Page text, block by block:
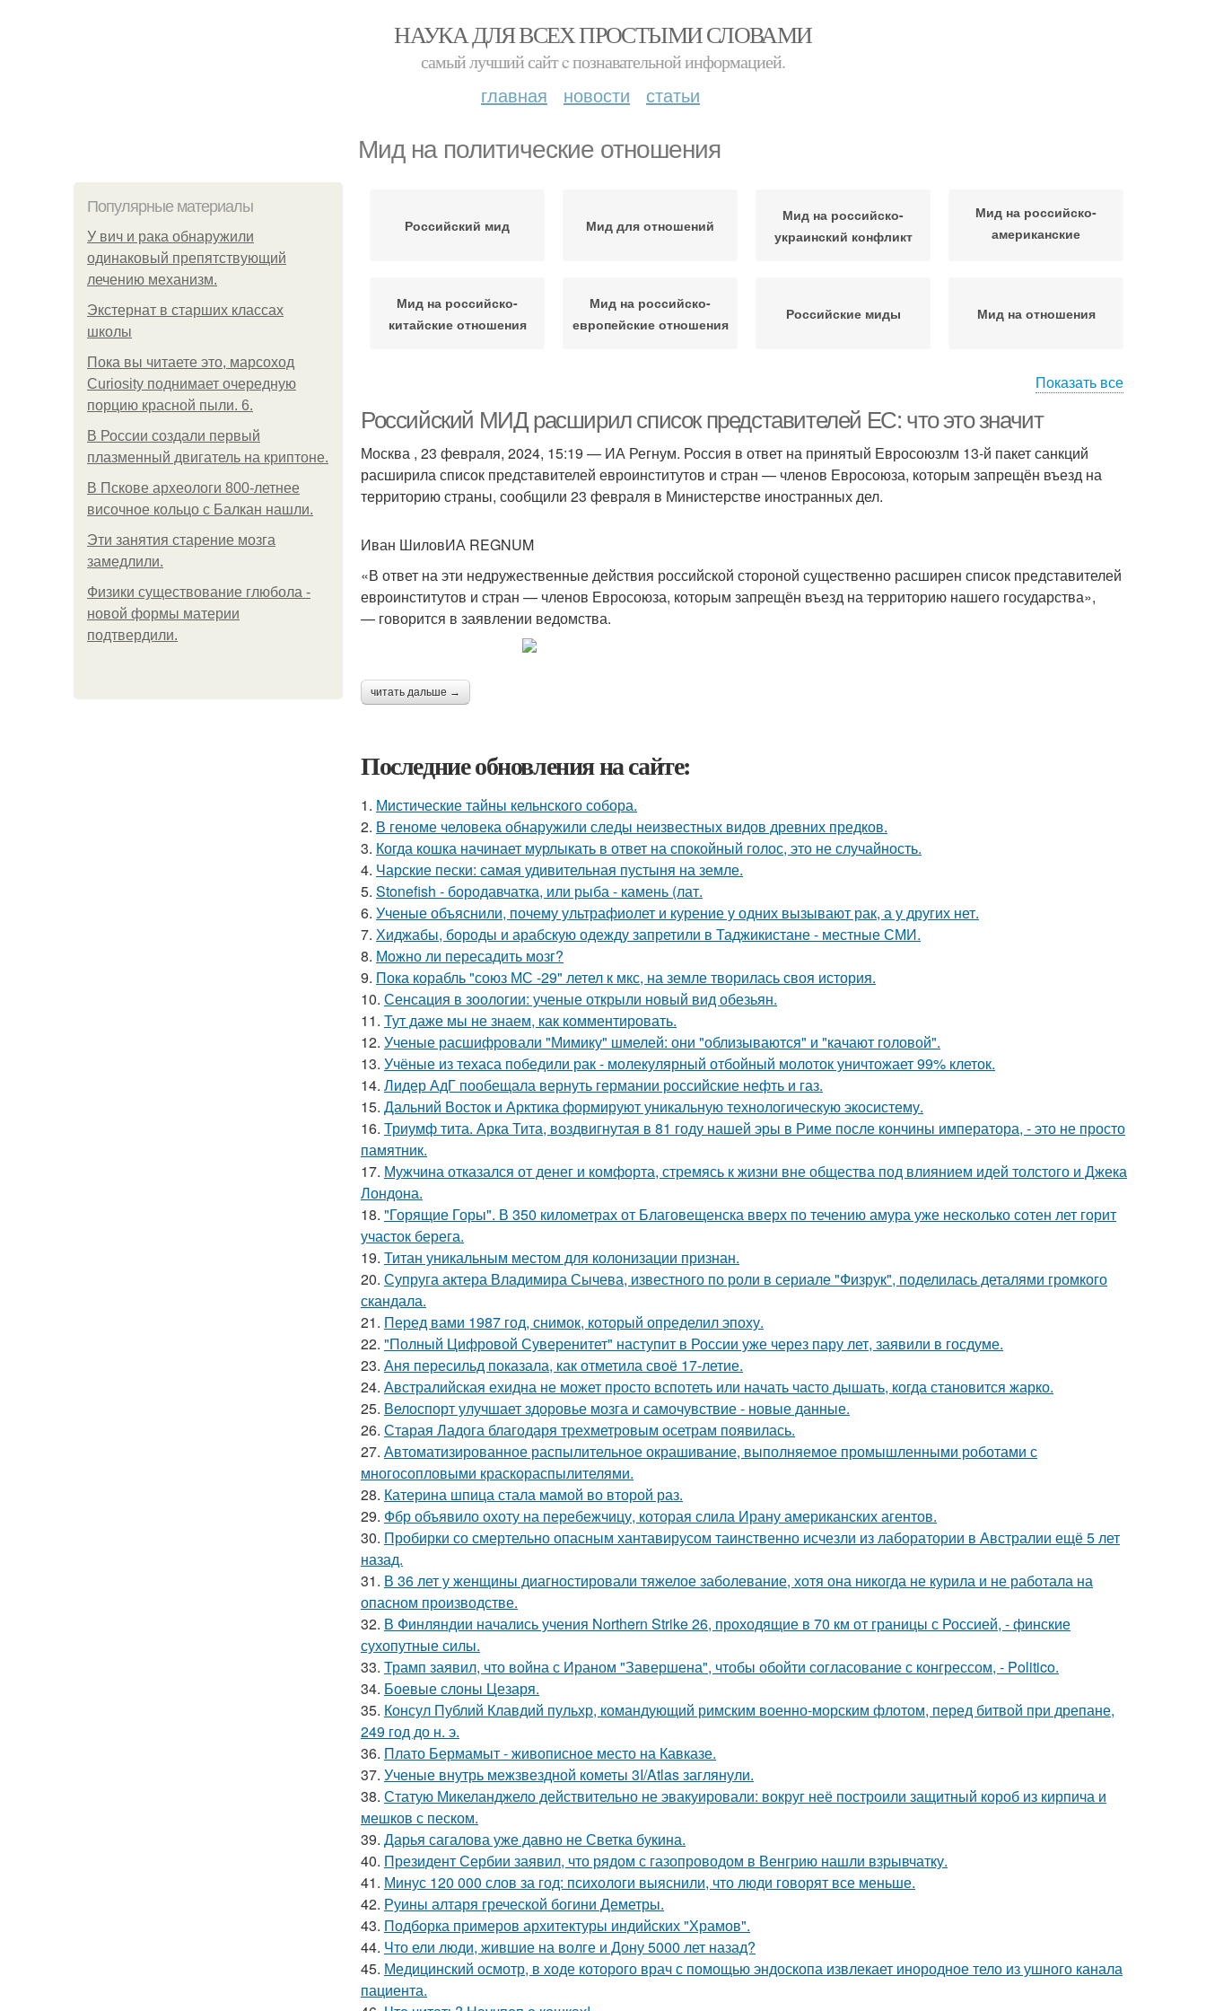
НАУКА ДЛЯ ВСЕХ ПРОСТЫМИ СЛОВАМИ
самый лучший сайт c познавательной информацией.
главная новости статьи
Мид на политические отношения
Популярные материалы
У вич и рака обнаружили
одинаковый препятствующий
лечению механизм.
Экстернат в старших классах
школы
Пока вы читаете это, марсоход
Curiosity поднимает очередную
порцию красной пыли. 6.
В России создали первый
плазменный двигатель на криптоне.
В Пскове археологи 800-летнее
височное кольцо с Балкан нашли.
Эти занятия старение мозга
замедлили.
Физики существование глюбола -
новой формы материи
подтвердили.
Российский мид Мид для отношений
Мид на российско-
украинский конфликт
Мид на российско-
американские
Мид на российско-
китайские отношения
Мид на российско-
европейские отношения
Российские миды Мид на отношения
отношения
отношения
Показать все
Российский МИД расширил список представителей ЕС: что это значит
Москва , 23 февраля, 2024, 15:19 — ИА Регнум. Россия в ответ на принятый Евросоюзлм 13-й пакет санкций
расширила список представителей евроинститутов и стран — членов Евросоюза, которым запрещён въезд на
территорию страны, сообщили 23 февраля в Министерстве иностранных дел.
Иван ШиловИА REGNUM
«В ответ на эти недружественные действия российской стороной существенно расширен список представителей
евроинститутов и стран — членов Евросоюза, которым запрещён въезд на территорию нашего государства»,
— говорится в заявлении ведомства.
читать дальше →
Последние обновления на сайте:
1. Мистические тайны кельнского собора.
2. В геноме человека обнаружили следы неизвестных видов древних предков.
3. Когда кошка начинает мурлыкать в ответ на спокойный голос, это не случайность.
4. Чарские пески: самая удивительная пустыня на земле.
5. Stonefish - бородавчатка, или рыба - камень (лат.
6. Ученые объяснили, почему ультрафиолет и курение у одних вызывают рак, а у других нет.
7. Хиджабы, бороды и арабскую одежду запретили в Таджикистане - местные СМИ.
8. Можно ли пересадить мозг?
9. Пока корабль "союз МС -29" летел к мкс, на земле творилась своя история.
10. Сенсация в зоологии: ученые открыли новый вид обезьян.
11. Тут даже мы не знаем, как комментировать.
12. Ученые расшифровали "Мимику" шмелей: они "облизываются" и "качают головой".
13. Учёные из техаса победили рак - молекулярный отбойный молоток уничтожает 99% клеток.
14. Лидер АдГ пообещала вернуть германии российские нефть и газ.
15. Дальний Восток и Арктика формируют уникальную технологическую экосистему.
16. Триумф тита. Арка Тита, воздвигнутая в 81 году нашей эры в Риме после кончины императора, - это не просто
памятник.
17. Мужчина отказался от денег и комфорта, стремясь к жизни вне общества под влиянием идей толстого и Джека
Лондона.
18. "Горящие Горы". В 350 километрах от Благовещенска вверх по течению амура уже несколько сотен лет горит
участок берега.
19. Титан уникальным местом для колонизации признан.
20. Супруга актера Владимира Сычева, известного по роли в сериале "Физрук", поделилась деталями громкого
скандала.
21. Перед вами 1987 год, снимок, который определил эпоху.
22. "Полный Цифровой Суверенитет" наступит в России уже через пару лет, заявили в госдуме.
23. Аня пересильд показала, как отметила своё 17-летие.
24. Австралийская ехидна не может просто вспотеть или начать часто дышать, когда становится жарко.
25. Велоспорт улучшает здоровье мозга и самочувствие - новые данные.
26. Старая Ладога благодаря трехметровым осетрам появилась.
27. Автоматизированное распылительное окрашивание, выполняемое промышленными роботами с
многосопловыми краскораспылителями.
28. Катерина шпица стала мамой во второй раз.
29. Фбр объявило охоту на перебежчицу, которая слила Ирану американских агентов.
30. Пробирки со смертельно опасным хантавирусом таинственно исчезли из лаборатории в Австралии ещё 5 лет
назад.
31. В 36 лет у женщины диагностировали тяжелое заболевание, хотя она никогда не курила и не работала на
опасном производстве.
32. В Финляндии начались учения Northern Strike 26, проходящие в 70 км от границы с Россией, - финские
сухопутные силы.
33. Трамп заявил, что война с Ираном "Завершена", чтобы обойти согласование с конгрессом, - Politico.
34. Боевые слоны Цезаря.
35. Консул Публий Клавдий пульхр, командующий римским военно-морским флотом, перед битвой при дрепане,
249 год до н. э.
36. Плато Бермамыт - живописное место на Кавказе.
37. Ученые внутрь межзвездной кометы 3I/Atlas заглянули.
38. Статую Микеланджело действительно не эвакуировали: вокруг неё построили защитный короб из кирпича и
мешков с песком.
39. Дарья сагалова уже давно не Светка букина.
40. Президент Сербии заявил, что рядом с газопроводом в Венгрию нашли взрывчатку.
41. Минус 120 000 слов за год: психологи выяснили, что люди говорят все меньше.
42. Руины алтаря греческой богини Деметры.
43. Подборка примеров архитектуры индийских "Храмов".
44. Что ели люди, жившие на волге и Дону 5000 лет назад?
45. Медицинский осмотр, в ходе которого врач с помощью эндоскопа извлекает инородное тело из ушного канала
пациента.